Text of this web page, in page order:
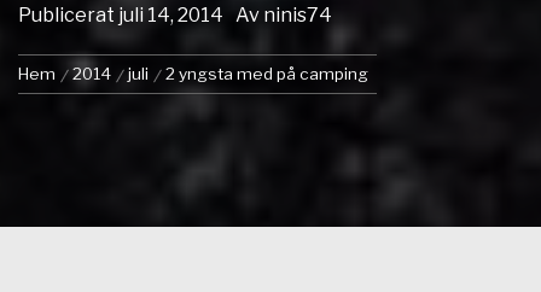
Publicerat juli 14, 2014 Av ninis74
Hem 2014 juli 2 yngsta med på camping